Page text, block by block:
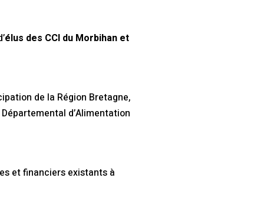
élus des CCI du Morbihan et
de la Région Bretagne,
d’Alimentation
et financiers existants à